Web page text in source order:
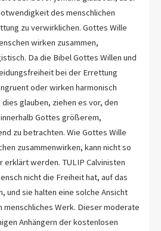
des menschlichen
zu verwirklichen. Gottes Wille
Da die Bibel Gottes Willen und
bei der Errettung
glauben, ziehen es vor, den
Gottes größerem,
Wille
zusammenwirken, kann nicht so
erklärt werden. TULIP Calvinisten
auf das
und sie halten eine solche Ansicht
menschliches Werk. Dieser moderate
der kostenlosen